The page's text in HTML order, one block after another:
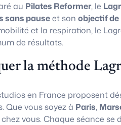
au Pilates Reformer, le
sans pauseet son objectif
et la respiration, le
de résultats.
la méthode
en France proposent
Que vous soyez à Paris,
vous. Chaque séance